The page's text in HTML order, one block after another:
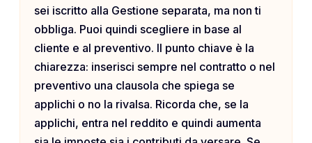
sei iscritto alla Gestione separata, ma non ti
obbliga. Puoi quindi scegliere in base al
cliente e al preventivo. Il punto chiave è la
chiarezza: inserisci sempre nel contratto o nel
preventivo una clausola che spiega se
applichi o no la rivalsa. Ricorda che, se la
applichi, entra nel reddito e quindi aumenta